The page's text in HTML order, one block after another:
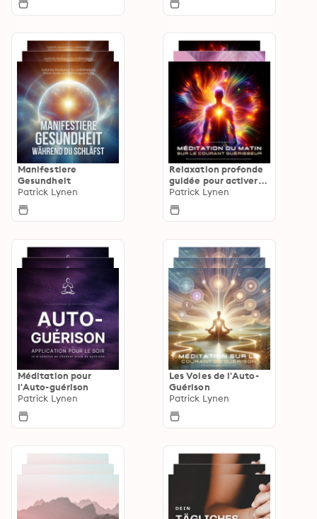
Manifestiere
Gesundheit
Patrick Lynen
Relaxation profonde
guidée pour activer
les forces d'auto-
guérison
Patrick Lynen
Méditation pour
l'Auto-guérison
Patrick Lynen
Les Voies de l'Auto-
Guérison
Patrick Lynen